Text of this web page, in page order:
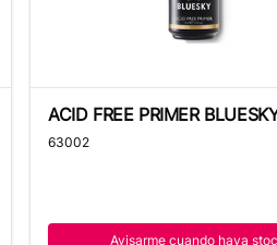
ACID FREE PRIMER
63002
Avisarme cuando haya